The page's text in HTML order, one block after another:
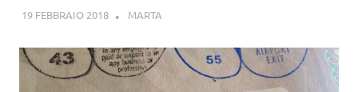
19 FEBBRAIO 2018 MARTA